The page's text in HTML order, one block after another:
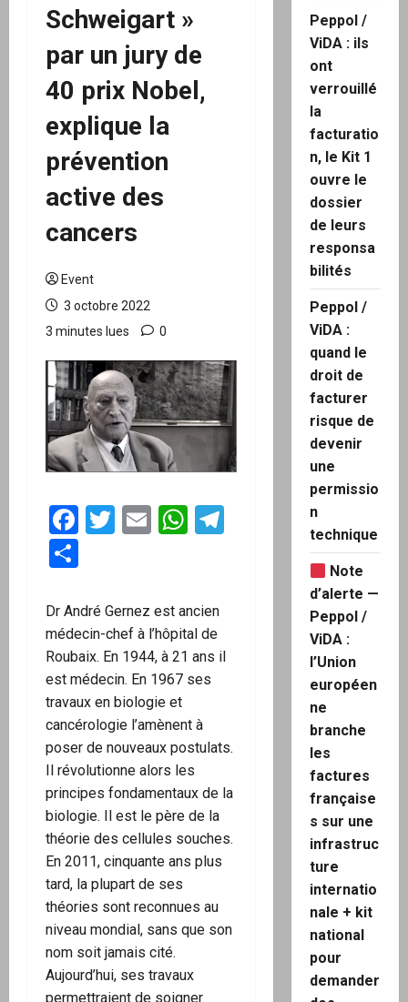
Schweigart »
par un jury de
40 prix Nobel,
explique la
prévention
active des
cancers
Event
3 octobre 2022
3 minutes lues
0
Facebook
Twitter
EmailWhatsApp
Telegram
Dr André Gernez est ancien
médecin-chef à l’hôpital de
Roubaix. En 1944, à 21 ans il
est médecin. En 1967 ses
travaux en biologie et
cancérologie l’amènent à
poser de nouveaux postulats.
Il révolutionne alors les
principes fondamentaux de la
biologie. Il est le père de la
théorie des cellules souches.
En 2011, cinquante ans plus
tard, la plupart de ses
théories sont reconnues au
niveau mondial, sans que son
nom soit jamais cité.
Aujourd’hui, ses travaux
permettraient de soigner
Peppol /
ViDA : ils
ont
verrouillé
la
facturatio
n, le Kit 1
ouvre le
dossier
de leurs
responsa
bilités
Peppol /
ViDA :
quand le
droit de
facturer
risque de
devenir
une
permissio
n
technique
Note
d’alerte —
Peppol /
ViDA :
l’Union
européen
ne
branche
les
factures
française
s sur une
infrastruc
ture
internatio
nale + kit
national
pour
demander